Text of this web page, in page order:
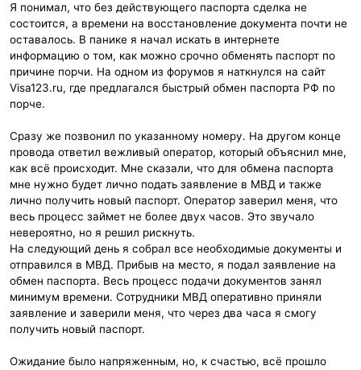
Я понимал, что без действующего паспорта сделка не
состоится, а времени на восстановление документа почти не
оставалось. В панике я начал искать в интернете
информацию о том, как можно срочно обменять паспорт по
причине порчи. На одном из форумов я наткнулся на сайт
Visa123.ru, где предлагался быстрый обмен паспорта РФ по
порче.
Сразу же позвонил по указанному номеру. На другом конце
провода ответил вежливый оператор, который объяснил мне,
как всё происходит. Мне сказали, что для обмена паспорта
мне нужно будет лично подать заявление в МВД и также
лично получить новый паспорт. Оператор заверил меня, что
весь процесс займет не более двух часов. Это звучало
невероятно, но я решил рискнуть.
На следующий день я собрал все необходимые документы и
отправился в МВД. Прибыв на место, я подал заявление на
обмен паспорта. Весь процесс подачи документов занял
минимум времени. Сотрудники МВД оперативно приняли
заявление и заверили меня, что через два часа я смогу
получить новый паспорт.
Ожидание было напряженным, но, к счастью, всё прошло